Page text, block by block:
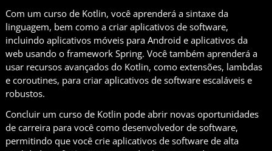
Com um curso de Kotlin, você aprenderá a sintaxe da
linguagem, bem como a criar aplicativos de software,
incluindo aplicativos móveis para Android e aplicativos da
web usando o framework Spring. Você também aprenderá a
usar recursos avançados do Kotlin, como extensões, lambdas
e coroutines, para criar aplicativos de software escaláveis e
robustos.
Concluir um curso de Kotlin pode abrir novas oportunidades
de carreira para você como desenvolvedor de software,
permitindo que você crie aplicativos de software de alta